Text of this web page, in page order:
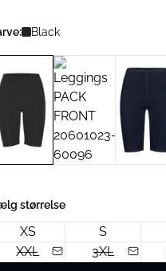
Black
størrelse
XS S
XXL
3XL